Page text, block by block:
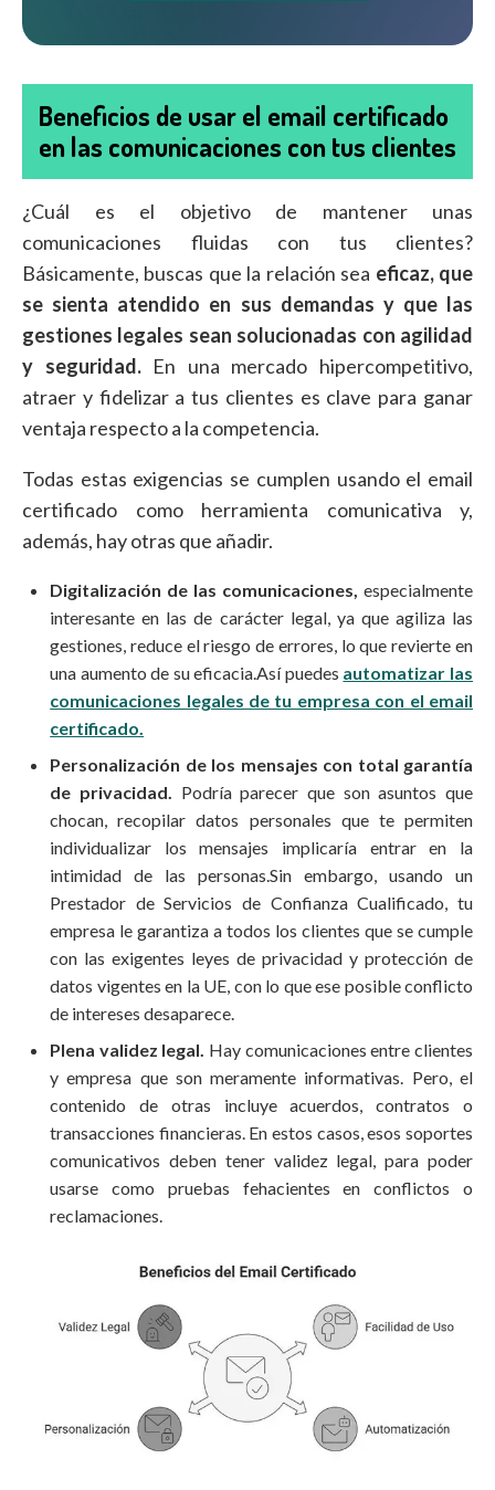
Beneficios de usar el email certificado
en las comunicaciones con tus clientes
¿Cuál es el objetivo de mantener unas
comunicaciones fluidas con tus clientes?
Básicamente, buscas que la relación sea eficaz, que
se sienta atendido en sus demandas y que las
gestiones legales sean solucionadas con agilidad
y seguridad.En una mercado hipercompetitivo,
atraer y fidelizar a tus clientes es clave para ganar
ventaja respecto a la competencia.
Todas estas exigencias se cumplen usando el email
certificado como herramienta comunicativa y,
además, hay otras que añadir.
Digitalización de las comunicaciones, especialmente
interesante en las de carácter legal, ya que agiliza las
gestiones, reduce el riesgo de errores, lo que revierte en
una aumento de su eficacia.Así puedes automatizar las
comunicaciones legales de tu empresa con el email
certificado.
Personalización de los mensajes con total garantía
de privacidad. Podría parecer que son asuntos que
chocan, recopilar datos personales que te permiten
individualizar los mensajes implicaría entrar en la
intimidad de las personas.Sin embargo, usando un
Prestador de Servicios de Confianza Cualificado, tu
empresa le garantiza a todos los clientes que se cumple
con las exigentes leyes de privacidad y protección de
datos vigentes en la UE, con lo que ese posible conflicto
de intereses desaparece.
Plena validez legal. Hay comunicaciones entre clientes
y empresa que son meramente informativas. Pero, el
contenido de otras incluye acuerdos, contratos o
transacciones financieras. En estos casos, esos soportes
comunicativos deben tener validez legal, para poder
usarse como pruebas fehacientes en conflictos o
reclamaciones.